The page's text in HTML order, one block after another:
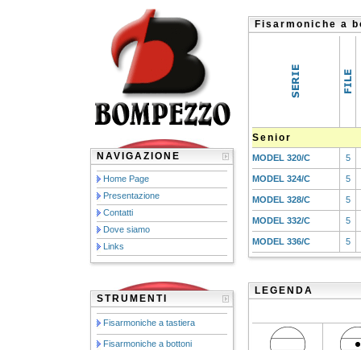
NAVIGAZIONE
Home Page
Presentazione
Contatti
Dove siamo
Links
STRUMENTI
Fisarmoniche a tastiera
Fisarmoniche a bottoni
Fisarmoniche a
Senior
MODEL 320/C 5
MODEL 324/C 5
MODEL 328/C 5
MODEL 332/C 5
MODEL 336/C 5
LEGENDA